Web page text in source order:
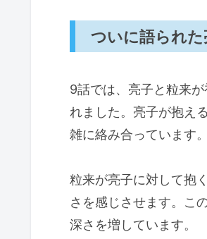
ついに語られ
9話では、亮子と粒来
れました。亮子が抱え
雑に絡み合っています。
粒来が亮子に対して抱
さを感じさせます。こ
深さを増しています。